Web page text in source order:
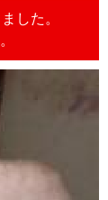
した。